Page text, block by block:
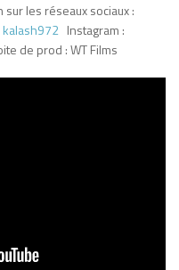
sur les réseaux sociaux :
Instagram :
de prod : WT Films